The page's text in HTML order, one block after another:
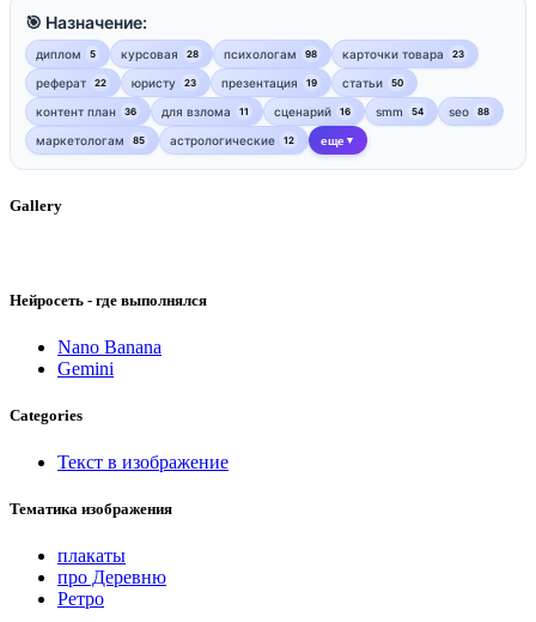
🎯 Назначение:
диплом 5 курсовая 28 психологам 98 карточки товара 23
реферат 22 юристу 23 презентация 19 статьи 50
контент план 36 для взлома 11 сценарий 16 smm 54 seo 88
маркетологам 85 астрологические 12 еще ▼
Gallery
Нейросеть - где выполнялся
Nano Banana
Gemini
Categories
Текст в изображение
Тематика изображения
плакаты
про Деревню
Ретро